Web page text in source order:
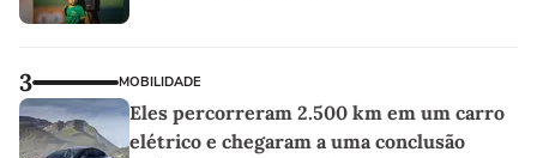
3 MOBILIDADE
Eles percorreram 2.500 km em um carro
elétrico e chegaram a uma conclusão